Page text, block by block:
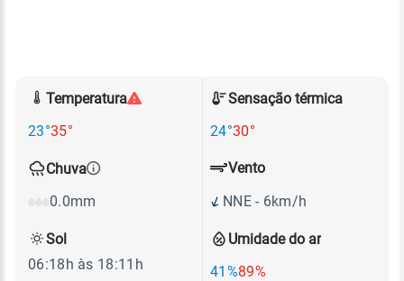
Temperatura
23°35°
Sensação térmica
24°30°
Chuva
0.0mm
Umidade do ar
41%89%
Vento
NNE - 6km/h
Sol
06:18h às 18:11h